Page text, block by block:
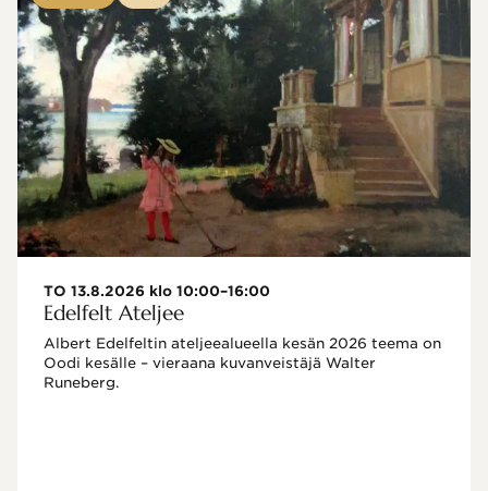
TO 13.8.2026 klo 10:00–16:00
Edelfelt Ateljee
Albert Edelfeltin ateljeealueella kesän 2026 teema on
Oodi kesälle – vieraana kuvanveistäjä Walter